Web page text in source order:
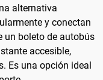
alternativa
y conectan
un boleto de autobús
accesible,
Es una opción ideal